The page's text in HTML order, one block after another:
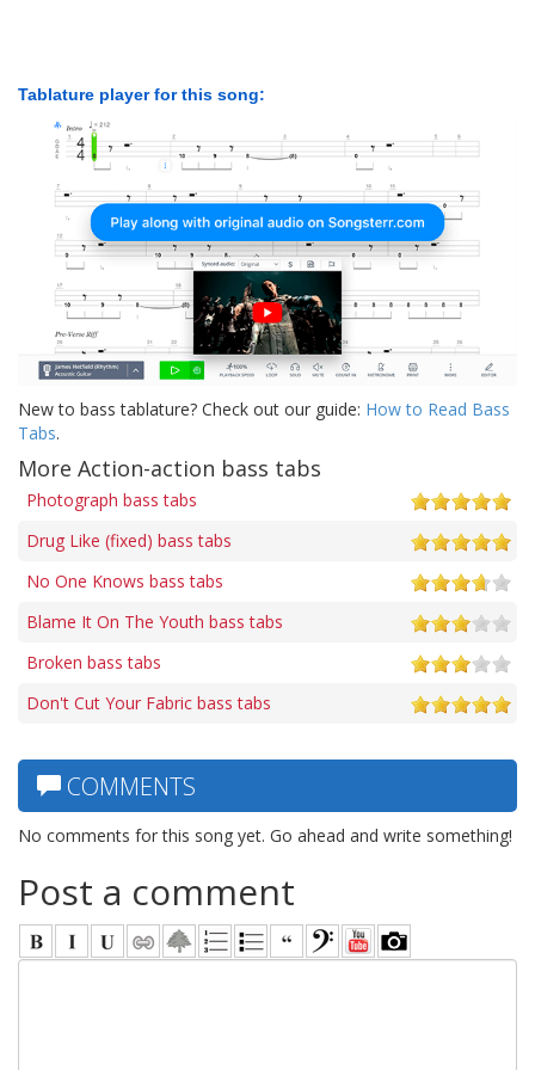
Tablature player for this song:
New to bass tablature? Check out our guide: How to Read Bass
Tabs.
More Action-action bass tabs
Photograph bass tabs
Drug Like (fixed) bass tabs
No One Knows bass tabs
Blame It On The Youth bass tabs
Broken bass tabs
Don't Cut Your Fabric bass tabs
COMMENTS
No comments for this song yet. Go ahead and write something!
Post a comment